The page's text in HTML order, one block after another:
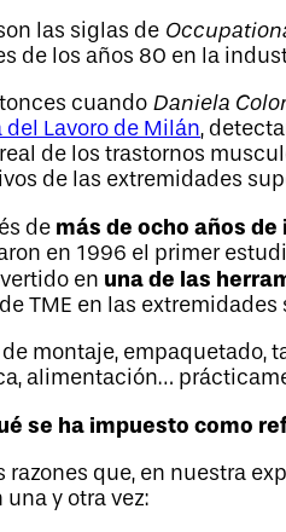
las siglas de
de los años 80 en la
cuando Daniela
del Lavoro de Milán,
de los trastornos
de las extremidades
de más de ocho años
en 1996 el primer
en una de las
TME en las
montaje, empaquetado,
alimentación…
se ha impuesto como
razones que, en nuestra
una y otra vez: